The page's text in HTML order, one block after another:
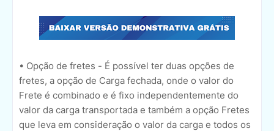
• Opção de fretes - É possível ter duas opções de
fretes, a opção de Carga fechada, onde o valor do
Frete é combinado e é fixo independentemente do
valor da carga transportada e também a opção Fretes
que leva em consideração o valor da carga e todos os